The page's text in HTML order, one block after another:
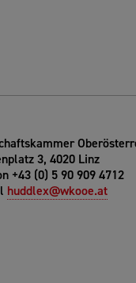
3, 4020 Linz
+43 (0) 5 90 909 4712
huddlex@wkooe.at